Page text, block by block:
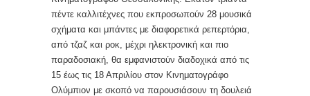
πέντε καλλιτέχνες που εκπροσωπούν 28 μουσικά
σχήματα και μπάντες με διαφορετικά ρεπερτόρια,
από τζαζ και ροκ, μέχρι ηλεκτρονική και πιο
παραδοσιακή, θα εμφανιστούν διαδοχικά από τις
15 έως τις 18 Απριλίου στον Κινηματογράφο
Ολύμπιον με σκοπό να παρουσιάσουν τη δουλειά